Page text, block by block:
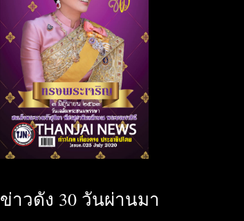
ข่าวดัง 30 วันผ่านมา